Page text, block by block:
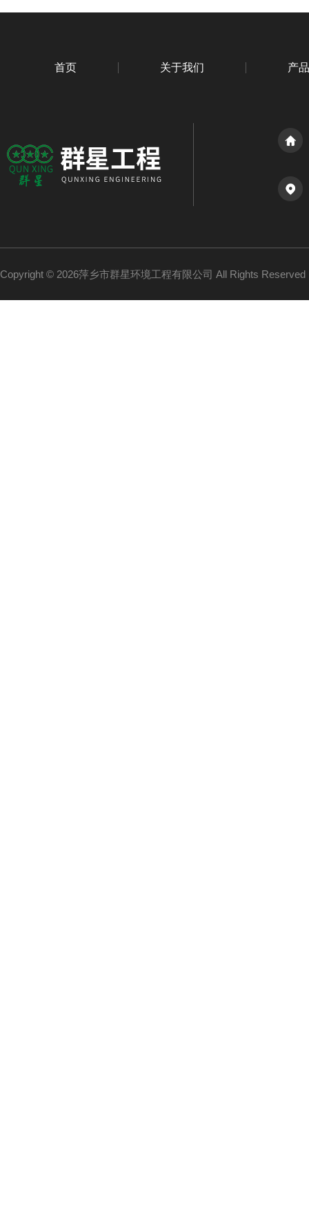
首页 关于我们 产
Copyright © 2026萍乡市群星环境工程有限公司 All Rights